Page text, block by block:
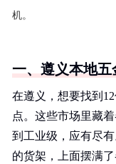
机。
一、遵义本地
在遵义，想要找到
点。这些市场里藏
到工业级，应有尽
的货架，上面摆满